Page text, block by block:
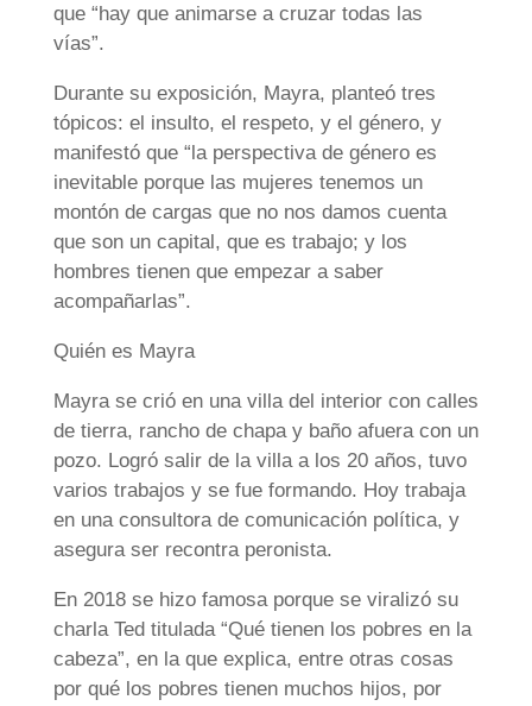
que “hay que animarse a cruzar todas las
vías”.
Durante su exposición, Mayra, planteó tres
tópicos: el insulto, el respeto, y el género, y
manifestó que “la perspectiva de género es
inevitable porque las mujeres tenemos un
montón de cargas que no nos damos cuenta
que son un capital, que es trabajo; y los
hombres tienen que empezar a saber
acompañarlas”.
Quién es Mayra
Mayra se crió en una villa del interior con calles
de tierra, rancho de chapa y baño afuera con un
pozo. Logró salir de la villa a los 20 años, tuvo
varios trabajos y se fue formando. Hoy trabaja
en una consultora de comunicación política, y
asegura ser recontra peronista.
En 2018 se hizo famosa porque se viralizó su
charla Ted titulada “Qué tienen los pobres en la
cabeza”, en la que explica, entre otras cosas
por qué los pobres tienen muchos hijos, por